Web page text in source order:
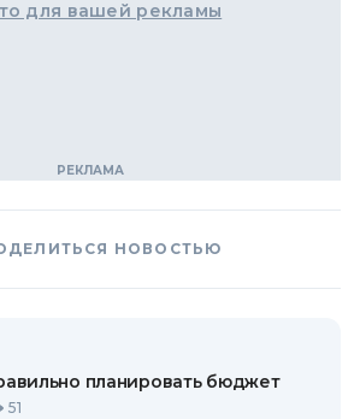
для вашей рекламы
НОВОСТЬЮ
планировать бюджет
51